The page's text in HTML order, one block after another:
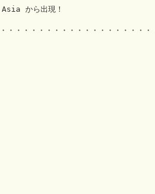
から出現！
・・・・・・・・・・・・・・・・・・